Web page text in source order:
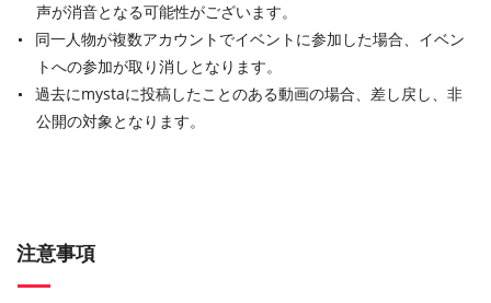
声が消音となる可能性がございます。
同一人物が複数アカウントでイベントに参加した場合、イベン
トへの参加が取り消しとなります。
過去にmystaに投稿したことのある動画の場合、差し戻し、非
公開の対象となります。
注意事項